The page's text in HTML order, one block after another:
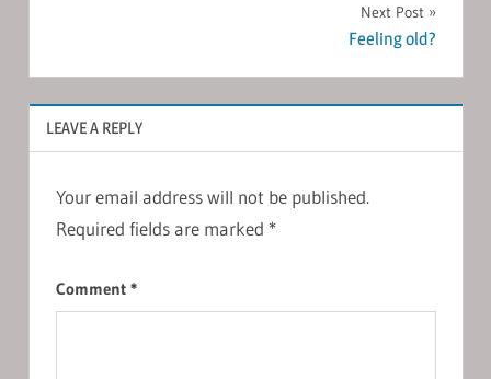
Next Post
Feeling old?
LEAVE A REPLY
Your email address will not be published.
Required fields are marked *
Comment *